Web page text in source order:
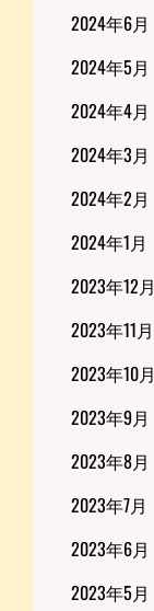
2024年6月
2024年5月
2024年4月
2024年3月
2024年2月
2024年1月
2023年12月
2023年11月
2023年10月
2023年9月
2023年8月
2023年7月
2023年6月
2023年5月